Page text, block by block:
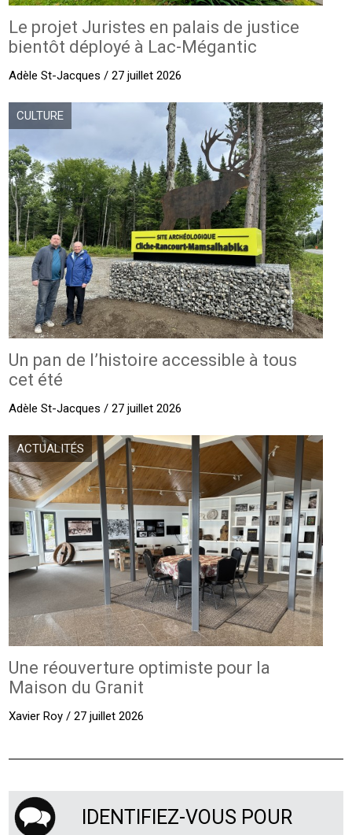
Le projet Juristes en palais de justice
bientôt déployé à Lac-Mégantic
Adèle St-Jacques / 27 juillet 2026
CULTURE
Un pan de l’histoire accessible à tous
cet été
Adèle St-Jacques / 27 juillet 2026
ACTUALITÉS
Une réouverture optimiste pour la
Maison du Granit
Xavier Roy / 27 juillet 2026
IDENTIFIEZ-VOUS POUR